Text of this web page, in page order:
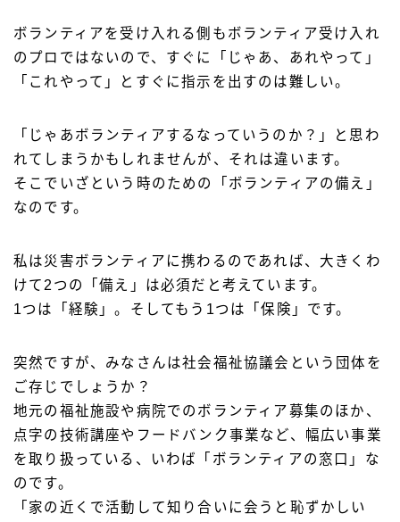
ボランティアを受け入れる側もボランティア受け入れ
のプロではないので、すぐに「じゃあ、あれやって」
「これやって」とすぐに指示を出すのは難しい。
「じゃあボランティアするなっていうのか？」と思わ
れてしまうかもしれませんが、それは違います。
そこでいざという時のための「ボランティアの備え」
なのです。
私は災害ボランティアに携わるのであれば、大きくわ
けて2つの「備え」は必須だと考えています。
1つは「経験」。そしてもう1つは「保険」です。
突然ですが、みなさんは社会福祉協議会という団体を
ご存じでしょうか？
地元の福祉施設や病院でのボランティア募集のほか、
点字の技術講座やフードバンク事業など、幅広い事業
を取り扱っている、いわば「ボランティアの窓口」な
のです。
「家の近くで活動して知り合いに会うと恥ずかしい